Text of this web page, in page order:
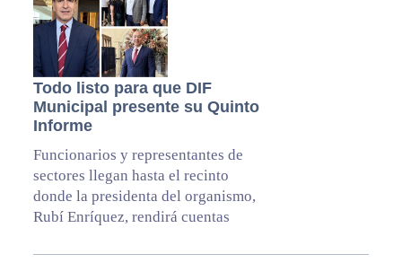
Todo listo para que DIF
Municipal presente su Quinto
Informe
Funcionarios y representantes de
sectores llegan hasta el recinto
donde la presidenta del organismo,
Rubí Enríquez, rendirá cuentas